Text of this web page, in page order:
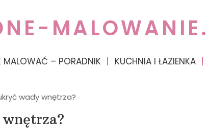
MALOWAĆ – PORADNIK KUCHNIA I ŁAZIENKA
wady wnętrza?